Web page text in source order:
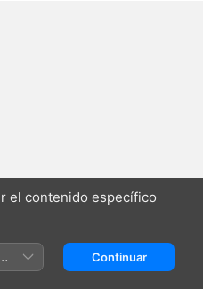
el contenido específico
Continuar